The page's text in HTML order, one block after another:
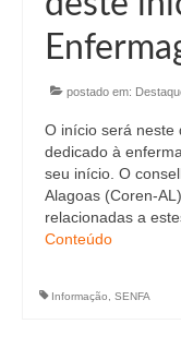
Editais e
Eleições
Fiscalização
Legislações
Decisões
postado em:
O início será neste
dedicado à
seu início. O
Alagoas (Coren-
relacionadas a
Conteúdo
Informação SENFA